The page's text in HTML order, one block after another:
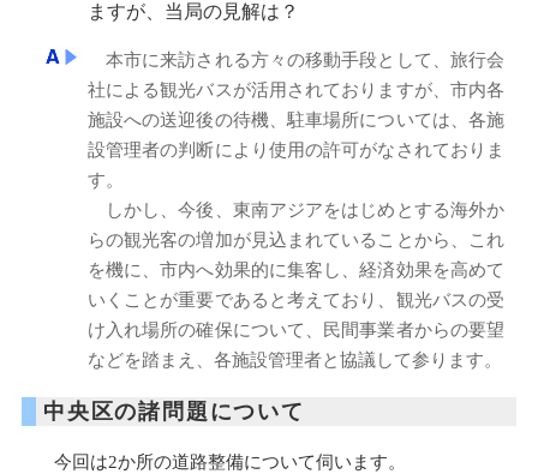
ますが、当局の見解は？
本市に来訪される方々の移動手段として、旅行会
社による観光バスが活用されておりますが、市内各
施設への送迎後の待機、駐車場所については、各施
設管理者の判断により使用の許可がなされておりま
す。
しかし、今後、東南アジアをはじめとする海外か
らの観光客の増加が見込まれていることから、これ
を機に、市内へ効果的に集客し、経済効果を高めて
いくことが重要であると考えており、観光バスの受
け入れ場所の確保について、民間事業者からの要望
などを踏まえ、各施設管理者と協議して参ります。
中央区の諸問題について
今回は2か所の道路整備について伺います。